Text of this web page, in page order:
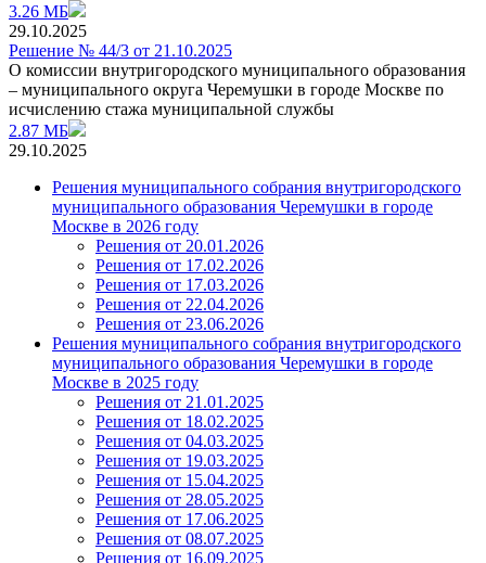
3.26 МБ
29.10.2025
Решение № 44/3 от 21.10.2025
О комиссии внутригородского муниципального образования
– муниципального округа Черемушки в городе Москве по
исчислению стажа муниципальной службы
2.87 МБ
29.10.2025
Решения муниципального собрания внутригородского
муниципального образования Черемушки в городе
Москве в 2026 году
Решения от 20.01.2026
Решения от 17.02.2026
Решения от 17.03.2026
Решения от 22.04.2026
Решения от 23.06.2026
Решения муниципального собрания внутригородского
муниципального образования Черемушки в городе
Москве в 2025 году
Решения от 21.01.2025
Решения от 18.02.2025
Решения от 04.03.2025
Решения от 19.03.2025
Решения от 15.04.2025
Решения от 28.05.2025
Решения от 17.06.2025
Решения от 08.07.2025
Решения от 16.09.2025